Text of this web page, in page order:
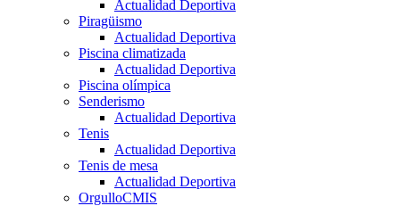
Actualidad Deportiva
Piragüismo
Actualidad Deportiva
Piscina climatizada
Actualidad Deportiva
Piscina olímpica
Senderismo
Actualidad Deportiva
Tenis
Actualidad Deportiva
Tenis de mesa
Actualidad Deportiva
OrgulloCMIS